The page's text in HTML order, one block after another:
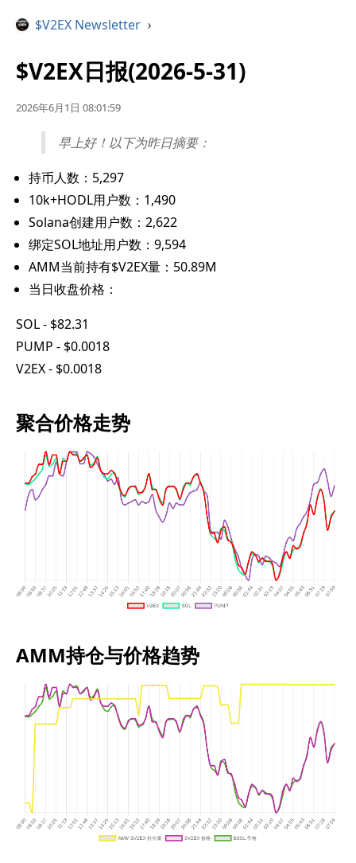
$V2EX Newsletter ›
$V2EX日报(2026-5-31)
2026年6月1日 08:01:59
早上好！以下为昨日摘要：
持币人数：5,297
10k+HODL用户数：1,490
Solana创建用户数：2,622
绑定SOL地址用户数：9,594
AMM当前持有$V2EX量：50.89M
当日收盘价格：
SOL - $82.31
PUMP - $0.0018
V2EX - $0.0018
聚合价格走势
AMM持仓与价格趋势